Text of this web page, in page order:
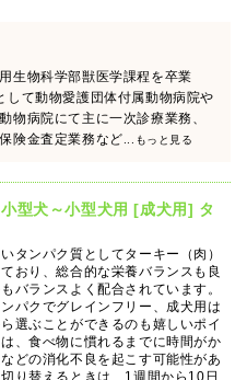
生物科学部獣医学課程を卒業
して動物愛護団体付属動物病院や
物病院にて主に一次診療業務、
険金査定業務など ...もっと見る
型犬～小型犬用 [成犬用] タ
タンパク質としてターキー（肉）
おり、総合的な栄養バランスも良
バランスよく配合されています。
パクでグレインフリー、成犬用は
選ぶことができるのも嬉しいポイ
、食べ物に慣れるまでに時間がか
どの消化不良を起こす可能性があ